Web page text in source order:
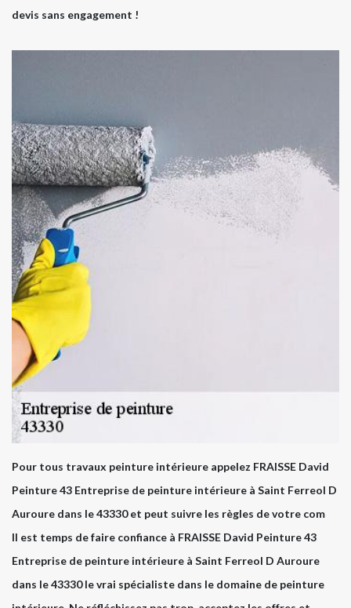
devis sans engagement !
Pour tous travaux peinture intérieure appelez FRAISSE David
Peinture 43 Entreprise de peinture intérieure à Saint Ferreol D
Auroure dans le 43330 et peut suivre les règles de votre com
Il est temps de faire confiance à FRAISSE David Peinture 43
Entreprise de peinture intérieure à Saint Ferreol D Auroure
dans le 43330 le vrai spécialiste dans le domaine de peinture